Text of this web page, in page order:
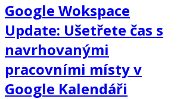
Google Wokspace
Update: Ušetřete čas s
navrhovanými
pracovními místy v
Google Kalendáři